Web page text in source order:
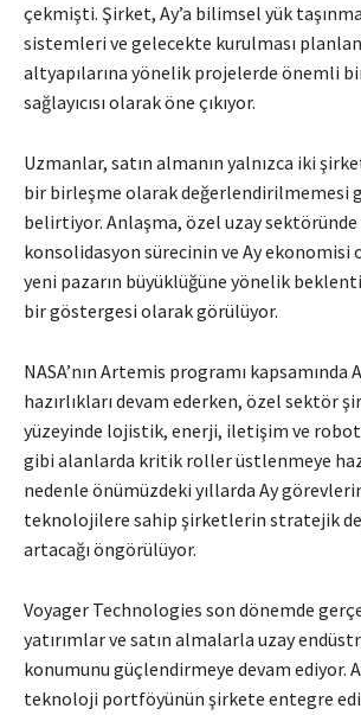
çekmişti. Şirket, Ay’a bilimsel yük
sistemleri ve gelecekte kurulması
altyapılarına yönelik projelerde önemli
sağlayıcısı olarak öne çıkıyor.
Uzmanlar, satın almanın yalnızca iki
bir birleşme olarak değerlendirilmemesi
belirtiyor. Anlaşma, özel uzay sektöründe
konsolidasyon sürecinin ve Ay ekonomisi
yeni pazarın büyüklüğüne yönelik
bir göstergesi olarak görülüyor.
NASA’nın Artemis programı kapsamında
hazırlıkları devam ederken, özel sektör
yüzeyinde lojistik, enerji, iletişim ve
gibi alanlarda kritik roller üstlenmeye
nedenle önümüzdeki yıllarda Ay
teknolojilere sahip şirketlerin stratejik
artacağı öngörülüyor.
Voyager Technologies son dönemde
yatırımlar ve satın almalarla uzay
konumunu güçlendirmeye devam ediyor.
teknoloji portföyünün şirkete entegre